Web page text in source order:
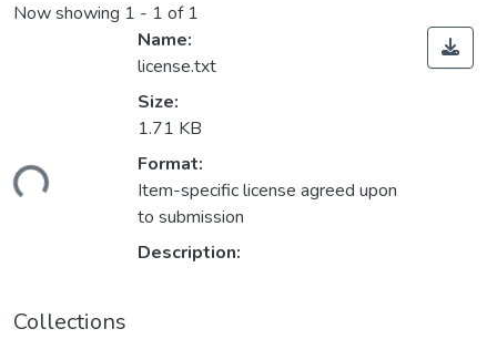
Now showing 1 - 1 of 1
Name:
license.txt
Size:
1.71 KB
Format:
Item-specific license agreed upon
to submission
Description:
Collections